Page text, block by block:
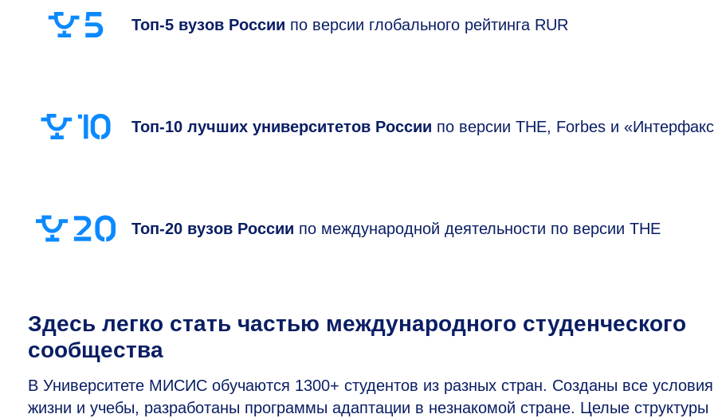
Топ-5 вузов России по версии глобального рейтинга RUR
Топ-10 лучших университетов России по версии THE, Forbes и
Топ-20 вузов России по международной деятельности по версии THE
Здесь легко стать частью международного студенческого
сообщества
В Университете МИСИС обучаются 1300+ студентов из разных стран. Созданы все
жизни и учебы, разработаны программы адаптации в незнакомой стране. Целые структуры